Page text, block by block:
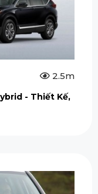
2.5m
- Thiết Kế,